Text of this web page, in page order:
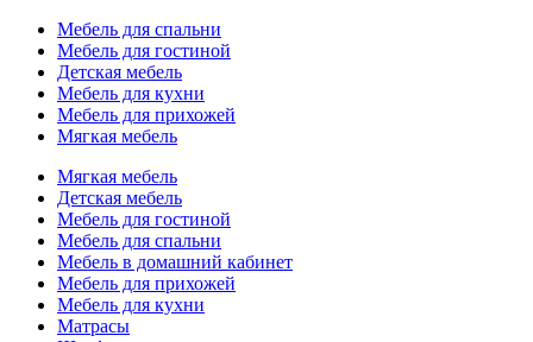
Мебель для спальни
Мебель для гостиной
Детская мебель
Мебель для кухни
Мебель для прихожей
Мягкая мебель
Мягкая мебель
Детская мебель
Мебель для гостиной
Мебель для спальни
Мебель в домашний кабинет
Мебель для прихожей
Мебель для кухни
Матрасы